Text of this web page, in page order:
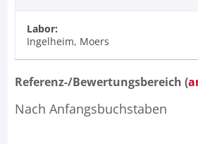
Labor:
Ingelheim, Moers
Referenz-/Bewertungsbereich (
Nach Anfangsbuchstaben